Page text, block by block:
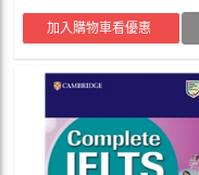
加入購物車看優惠